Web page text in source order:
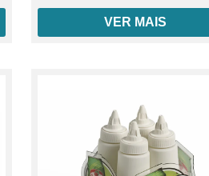
0out of 5
VER MAIS